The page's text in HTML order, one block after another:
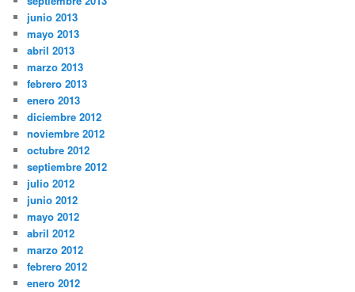
junio 2013
mayo 2013
abril 2013
marzo 2013
febrero 2013
enero 2013
diciembre 2012
noviembre 2012
octubre 2012
septiembre 2012
julio 2012
junio 2012
mayo 2012
abril 2012
marzo 2012
febrero 2012
enero 2012